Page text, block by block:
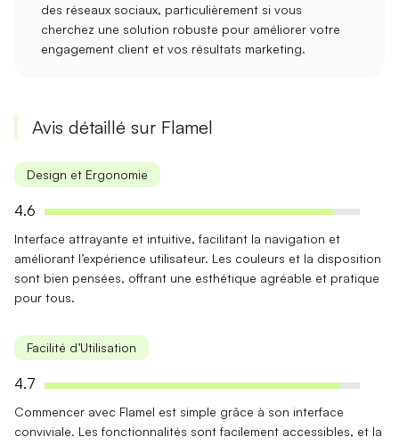
des réseaux sociaux, particulièrement si vous
cherchez une solution robuste pour améliorer votre
engagement client et vos résultats marketing.
Avis détaillé sur Flamel
Design et Ergonomie
4.6
Interface attrayante et intuitive, facilitant la navigation et
améliorant l’expérience utilisateur. Les couleurs et la disposition
sont bien pensées, offrant une esthétique agréable et pratique
pour tous.
Facilité d’Utilisation
4.7
Commencer avec Flamel est simple grâce à son interface
conviviale. Les fonctionnalités sont facilement accessibles, et la